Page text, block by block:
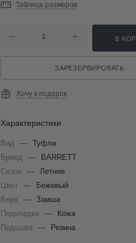
Таблица размеров
В
ЗАРЕЗЕРВИРОВАТЬ
Хочу в подарок
Характеристики
Вид — Туфли
Бренд
—
BARRETT
Сезон
— Летние
Цвет —
Бежевый
Верх
— Замша
Подкладка —
Кожа
Подошва — Резина